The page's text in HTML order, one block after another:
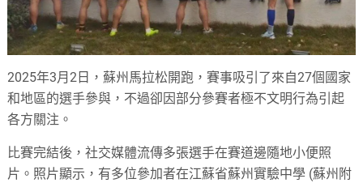
2025年3月2日，蘇州馬拉松開跑，賽事吸引了來自27個國家
和地區的選手參與，不過卻因部分參賽者極不文明行為引起
各方關注。
比賽完結後，社交媒體流傳多張選手在賽道邊隨地小便照
片。照片顯示，有多位參加者在江蘇省蘇州實驗中學 (蘇州附